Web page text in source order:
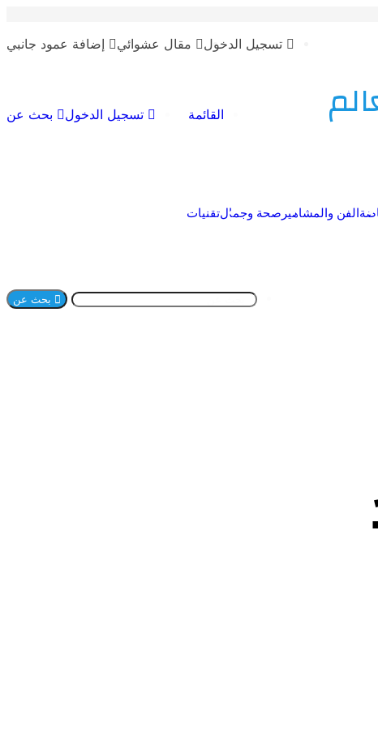
إضافة عمود جانبي مقال عشوائي تسجيل الدخول
بحث عن تسجيل الدخول القائمة
الفن والمشاهير صحة وجمالتقنيات
بحث عن